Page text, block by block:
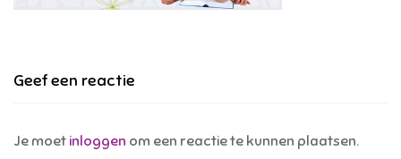
Geef een reactie
Je moet inloggen om een reactie te kunnen plaatsen.